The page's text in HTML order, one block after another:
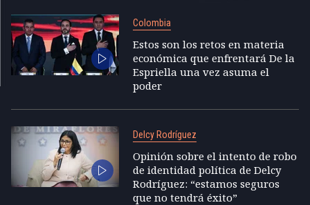
Colombia
Estos son los retos en materia
económica que enfrentará De la
Espriella una vez asuma el
poder
Delcy Rodríguez
Opinión sobre el intento de robo
de identidad política de Delcy
Rodríguez: “estamos seguros
que no tendrá éxito”